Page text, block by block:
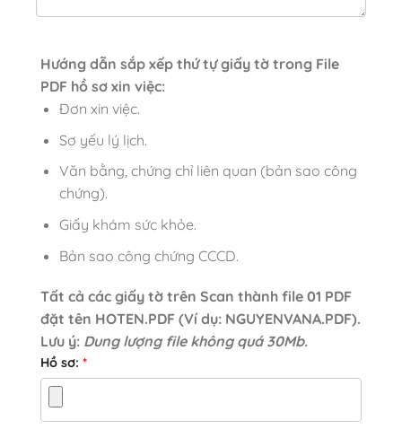
Hướng dẫn sắp xếp thứ tự giấy tờ trong File
PDF hồ sơ xin việc:
Đơn xin việc.
Sơ yếu lý lịch.
Văn bằng, chứng chỉ liên quan (bản sao công
chứng).
Giấy khám sức khỏe.
Bản sao công chứng CCCD.
Tất cả các giấy tờ trên Scan thành file 01 PDF
đặt tên HOTEN.PDF (Ví dụ: NGUYENVANA.PDF).
Lưu ý: Dung lượng file không quá 30Mb.
Hồ sơ: *